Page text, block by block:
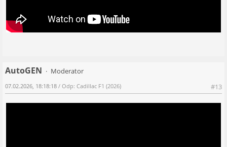
AutoGEN
Moderator
#13
07.02.2026, 18:18:18 / Odp: Cadillac F1 (2026)